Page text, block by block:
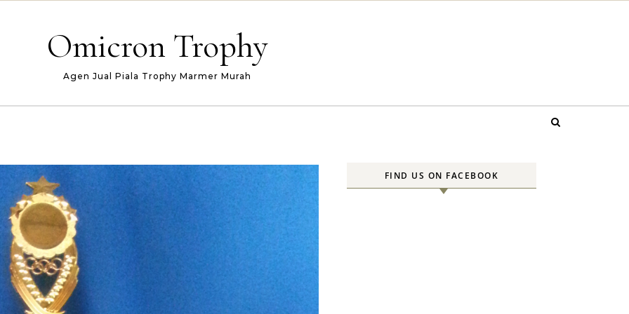
Omicron Trophy
Agen Jual Piala Trophy Marmer Murah
FIND US ON FACEBOOK